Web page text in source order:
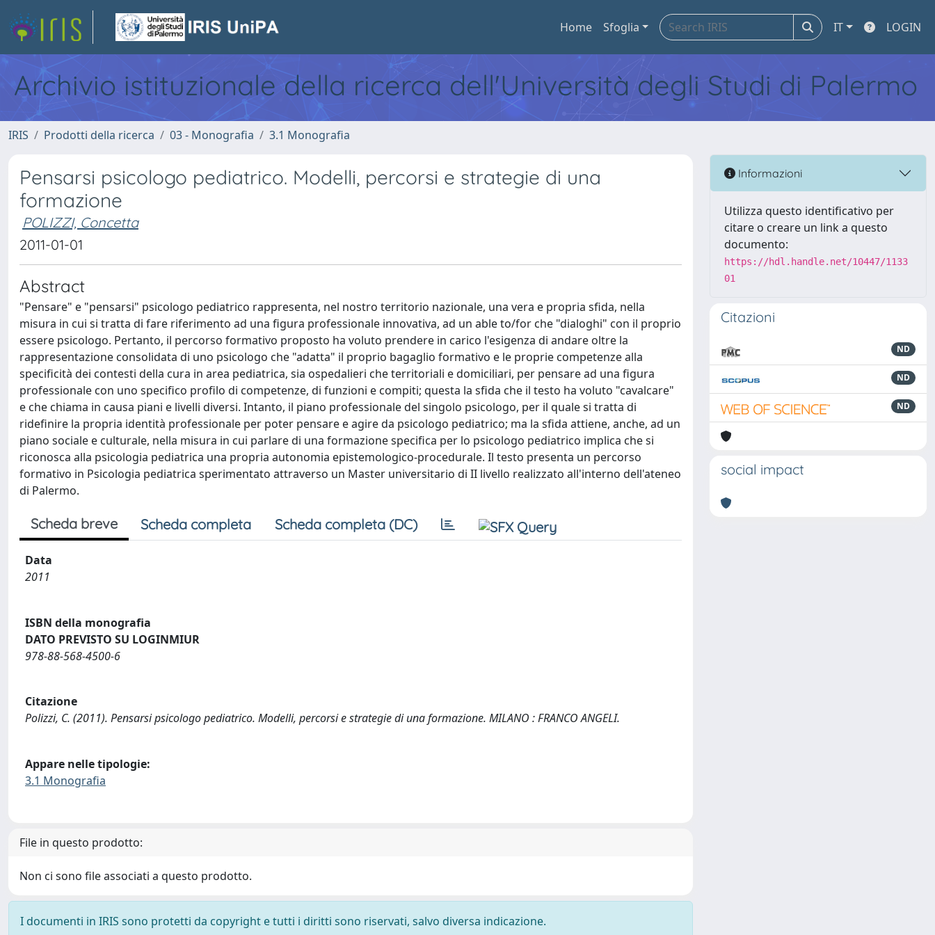
Home Sfoglia IT LOGIN
Archivio istituzionale della ricerca dell'Università degli Studi di Palermo
IRIS Prodotti della ricerca 03 - Monografia 3.1 Monografia
Pensarsi psicologo pediatrico. Modelli, percorsi e strategie di una
formazione
POLIZZI, Concetta
2011-01-01
Abstract
"Pensare" e "pensarsi" psicologo pediatrico rappresenta, nel nostro territorio nazionale, una vera e propria sfida, nella
misura in cui si tratta di fare riferimento ad una figura professionale innovativa, ad un able to/for che "dialoghi" con il proprio
essere psicologo. Pertanto, il percorso formativo proposto ha voluto prendere in carico l'esigenza di andare oltre la
rappresentazione consolidata di uno psicologo che "adatta" il proprio bagaglio formativo e le proprie competenze alla
specificità dei contesti della cura in area pediatrica, sia ospedalieri che territoriali e domiciliari, per pensare ad una figura
professionale con uno specifico profilo di competenze, di funzioni e compiti; questa la sfida che il testo ha voluto "cavalcare"
e che chiama in causa piani e livelli diversi. Intanto, il piano professionale del singolo psicologo, per il quale si tratta di
ridefinire la propria identità professionale per poter pensare e agire da psicologo pediatrico; ma la sfida attiene, anche, ad un
piano sociale e culturale, nella misura in cui parlare di una formazione specifica per lo psicologo pediatrico implica che si
riconosca alla psicologia pediatrica una propria autonomia epistemologico-procedurale. Il testo presenta un percorso
formativo in Psicologia pediatrica sperimentato attraverso un Master universitario di II livello realizzato all'interno dell'ateneo
di Palermo.
Scheda breve Scheda completa Scheda completa (DC)
Data
2011
ISBN della monografia
DATO PREVISTO SU LOGINMIUR
978-88-568-4500-6
Citazione
Polizzi, C. (2011). Pensarsi psicologo pediatrico. Modelli, percorsi e strategie di una formazione. MILANO : FRANCO ANGELI.
Appare nelle tipologie:
3.1 Monografia
File in questo prodotto:
Non ci sono file associati a questo prodotto.
I documenti in IRIS sono protetti da copyright e tutti i diritti sono riservati, salvo diversa indicazione.
Informazioni
Utilizza questo identificativo per
citare o creare un link a questo
documento:
https://hdl.handle.net/10447/1133
01
Citazioni
ND
ND
ND
social impact